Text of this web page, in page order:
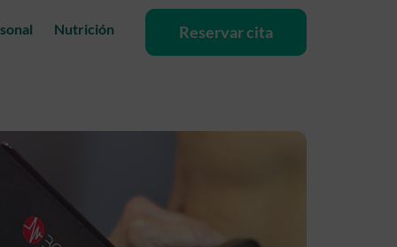
Nutrición Reservar cita